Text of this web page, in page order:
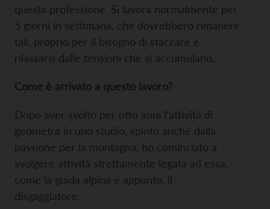
questa professione. Si lavora normalmente per
5 giorni in settimana, che dovrebbero rimanere
tali, proprio per il bisogno di staccare e
rilassarsi dalle tensioni che si accumulano.
Come è arrivato a questo lavoro?
Dopo aver svolto per otto anni l’attività di
geometra in uno studio, spinto anche dalla
passione per la montagna, ho cominciato a
svolgere attività strettamente legata ad essa,
come la guida alpina e appunto, il
disgaggiatore.